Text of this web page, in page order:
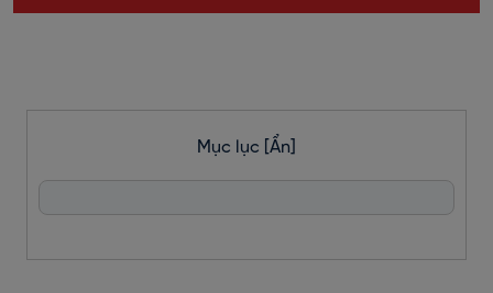
Mục lục [Ẩn]